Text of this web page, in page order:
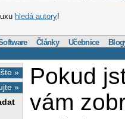
hledá autory!
Články Učebnice
»
»
Pokud
vám